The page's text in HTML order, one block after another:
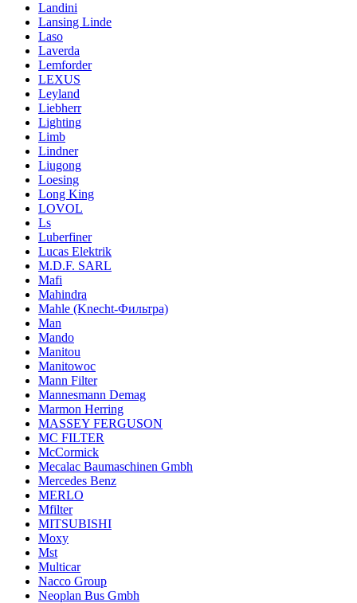
Landini
Lansing Linde
Laso
Laverda
Lemforder
LEXUS
Leyland
Liebherr
Lighting
Limb
Lindner
Liugong
Loesing
Long King
LOVOL
Ls
Luberfiner
Lucas Elektrik
M.D.F. SARL
Mafi
Mahindra
Mahle (Knecht-Фильтра)
Man
Mando
Manitou
Manitowoc
Mann Filter
Mannesmann Demag
Marmon Herring
MASSEY FERGUSON
MC FILTER
McCormick
Mecalac Baumaschinen Gmbh
Mercedes Benz
MERLO
Mfilter
MITSUBISHI
Moxy
Mst
Multicar
Nacco Group
Neoplan Bus Gmbh